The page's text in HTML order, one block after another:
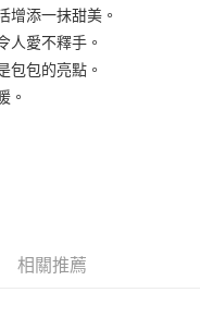
增添一抹甜美。
人愛不釋手。
包包的亮點。
。
相關推薦